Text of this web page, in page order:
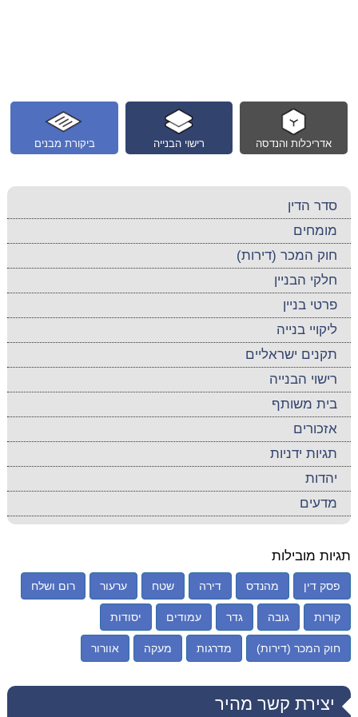
ביקורת מבנים רישוי הבנייה אדריכלות והנדסה
סדר הדין
מומחים
חוק המכר (דירות)
חלקי הבניין
פרטי בניין
ליקויי בנייה
תקנים ישראליים
רישוי הבנייה
בית משותף
אזכורים
תגיות ידניות
יהדות
מדעים
תגיות מובילות
פסק דין מהנדס דירה שטח ערעור רום ושלח
קורות גובה גדר עמודים יסודות
חוק המכר (דירות) מדרגות מעקה אוורור
יצירת קשר מהיר